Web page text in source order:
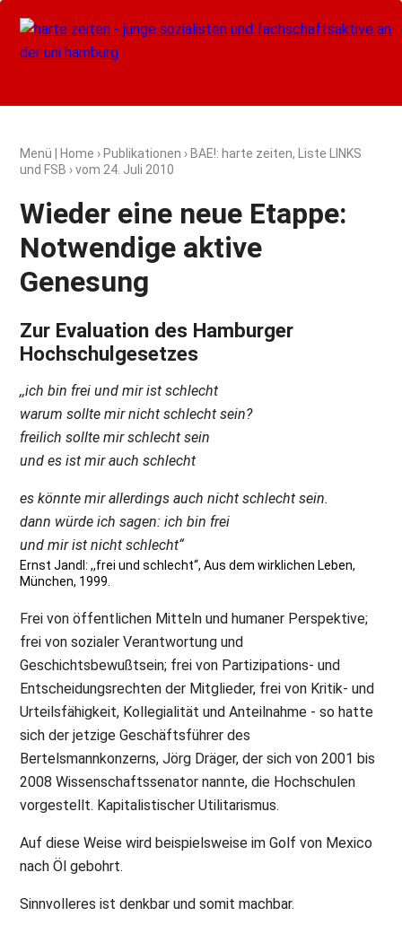
Menü Home › Publikationen › BAE!: harte zeiten, Liste LINKS
und FSB › vom 24. Juli 2010
Wieder eine neue Etappe:
Notwendige aktive
Genesung
Zur Evaluation des Hamburger
Hochschulgesetzes
,,ich bin frei und mir ist schlecht
warum sollte mir nicht schlecht sein?
freilich sollte mir schlecht sein
und es ist mir auch schlecht
es könnte mir allerdings auch nicht schlecht sein.
dann würde ich sagen: ich bin frei
und mir ist nicht schlecht“
Ernst Jandl: ,,frei und schlecht“, Aus dem wirklichen Leben,
München, 1999.
Frei von öffentlichen Mitteln und humaner Perspektive;
frei von sozialer Verantwortung und
Geschichtsbewußtsein; frei von Partizipations- und
Entscheidungsrechten der Mitglieder, frei von Kritik- und
Urteilsfähigkeit, Kollegialität und Anteilnahme - so hatte
sich der jetzige Geschäftsführer des
Bertelsmannkonzerns, Jörg Dräger, der sich von 2001 bis
2008 Wissenschaftssenator nannte, die Hochschulen
vorgestellt. Kapitalistischer Utilitarismus.
Auf diese Weise wird beispielsweise im Golf von Mexico
nach Öl gebohrt.
Sinnvolleres ist denkbar und somit machbar.